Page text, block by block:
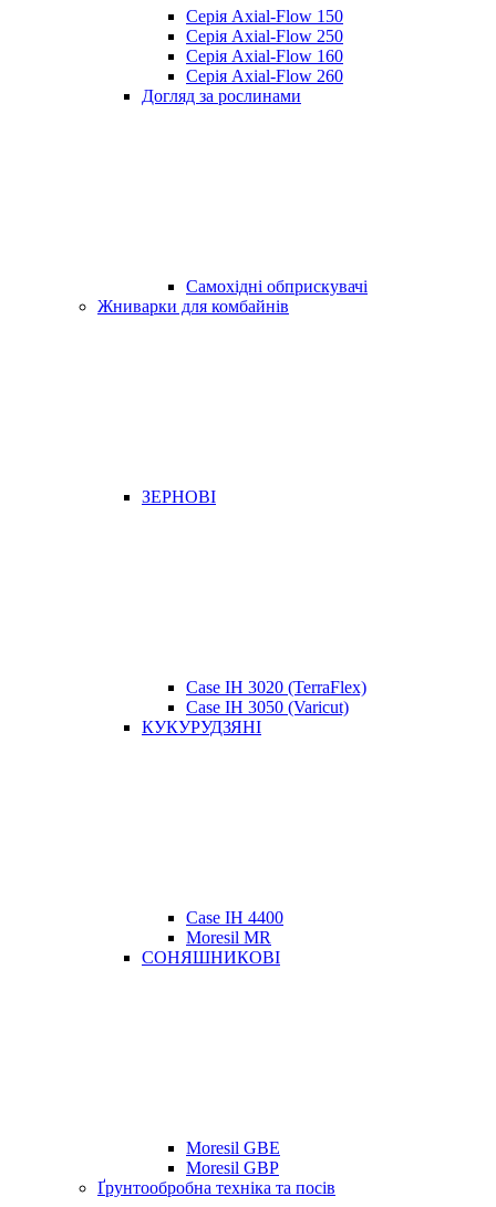
Серія Axial-Flow 150
Серія Axial-Flow 250
Серія Axial-Flow 160
Серія Axial-Flow 260
Догляд за рослинами
Самохідні обприскувачі
Жниварки для комбайнів
ЗЕРНОВІ
Case IH 3020 (TerraFlex)
Case IH 3050 (Varicut)
КУКУРУДЗЯНІ
Case IH 4400
Moresil MR
СОНЯШНИКОВІ
Moresil GBE
Moresil GBP
Ґрунтообробна техніка та посів